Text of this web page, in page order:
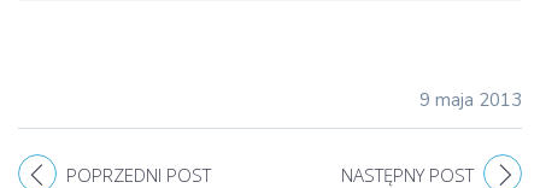
9 maja 2013
POPRZEDNI POST NASTĘPNY POST